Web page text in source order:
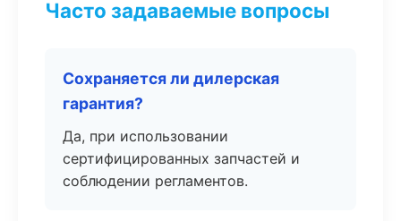
Часто задаваемые вопросы
Сохраняется ли дилерская
гарантия?
Да, при использовании
сертифицированных запчастей и
соблюдении регламентов.